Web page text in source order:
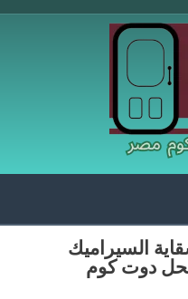
السيراميك
دوت كوم